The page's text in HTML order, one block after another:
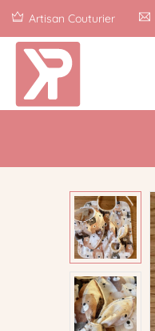
Artisan Couturier